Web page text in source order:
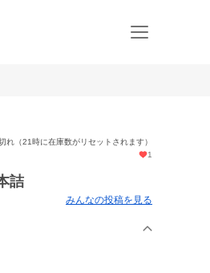
れ（21時に在庫数がリセットされます）
1
詰
みんなの投稿を見る